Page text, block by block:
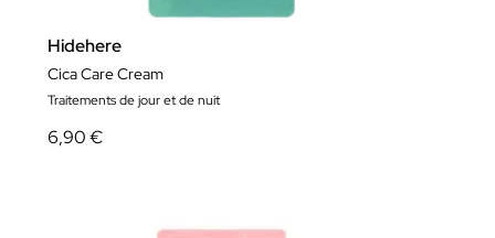
Hidehere
Cica Care Cream
Traitements de jour et de nuit
6,90 €